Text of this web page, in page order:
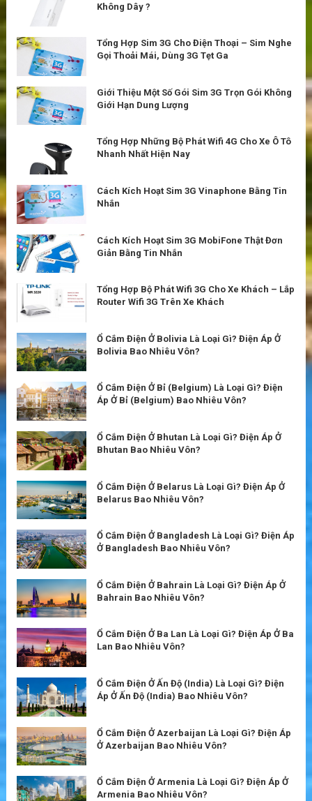
Không Dây ?
Tổng Hợp Sim 3G Cho Điện Thoại – Sim Nghe
Gọi Thoải Mái, Dùng 3G Tẹt Ga
Giới Thiệu Một Số Gói Sim 3G Trọn Gói Không
Giới Hạn Dung Lượng
Tổng Hợp Những Bộ Phát Wifi 4G Cho Xe Ô Tô
Nhanh Nhất Hiện Nay
Cách Kích Hoạt Sim 3G Vinaphone Bằng Tin
Nhắn
Cách Kích Hoạt Sim 3G MobiFone Thật Đơn
Giản Bằng Tin Nhắn
Tổng Hợp Bộ Phát Wifi 3G Cho Xe Khách – Lắp
Router Wifi 3G Trên Xe Khách
Ổ Cắm Điện Ở Bolivia Là Loại Gì? Điện Áp Ở
Bolivia Bao Nhiêu Vôn?
Ổ Cắm Điện Ở Bỉ (Belgium) Là Loại Gì? Điện
Áp Ở Bỉ (Belgium) Bao Nhiêu Vôn?
Ổ Cắm Điện Ở Bhutan Là Loại Gì? Điện Áp Ở
Bhutan Bao Nhiêu Vôn?
Ổ Cắm Điện Ở Belarus Là Loại Gì? Điện Áp Ở
Belarus Bao Nhiêu Vôn?
Ổ Cắm Điện Ở Bangladesh Là Loại Gì? Điện Áp
Ở Bangladesh Bao Nhiêu Vôn?
Ổ Cắm Điện Ở Bahrain Là Loại Gì? Điện Áp Ở
Bahrain Bao Nhiêu Vôn?
Ổ Cắm Điện Ở Ba Lan Là Loại Gì? Điện Áp Ở Ba
Lan Bao Nhiêu Vôn?
Ổ Cắm Điện Ở Ấn Độ (India) Là Loại Gì? Điện
Áp Ở Ấn Độ (India) Bao Nhiêu Vôn?
Ổ Cắm Điện Ở Azerbaijan Là Loại Gì? Điện Áp
Ở Azerbaijan Bao Nhiêu Vôn?
Ổ Cắm Điện Ở Armenia Là Loại Gì? Điện Áp Ở
Armenia Bao Nhiêu Vôn?